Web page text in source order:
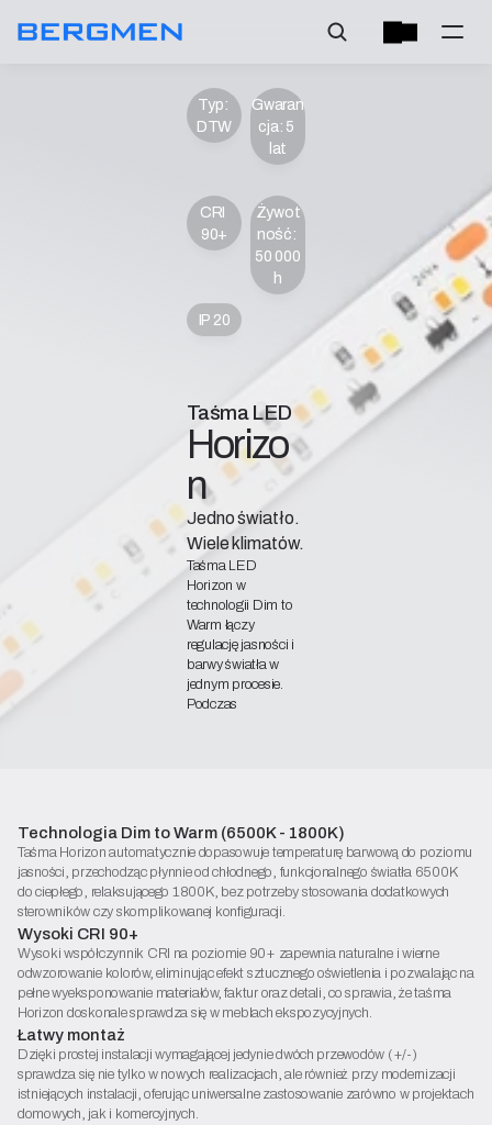
Żywot
ność:
50 000
h
Gwaran
cja: 5
lat
Typ:
DTW
IP 20
CRI
90+
Taśma LED
Horizo
n
Jedno światło.
Wiele klimatów.
Taśma LED
Horizon w
technologii Dim to
Warm łączy
regulację jasności i
barwy światła w
jednym procesie.
Podczas
tym cieplejsza
barwa
Karta katalogowa
Deklaracja zgodności
Technologia Dim to Warm (6500K - 1800K)
Taśma Horizon automatycznie dopasowuje temperaturę barwową do poziomu
jasności, przechodząc płynnie od chłodnego, funkcjonalnego światła 6500K
do ciepłego, relaksującego 1800K, bez potrzeby stosowania dodatkowych
sterowników czy skomplikowanej konfiguracji.
Wysoki CRI 90+
Wysoki współczynnik CRI na poziomie 90+ zapewnia naturalne i wierne
odwzorowanie kolorów, eliminując efekt sztucznego oświetlenia i pozwalając na
pełne wyeksponowanie materiałów, faktur oraz detali, co sprawia, że taśma
Horizon doskonale sprawdza się w meblach ekspozycyjnych.
Łatwy montaż
Dzięki prostej instalacji wymagającej jedynie dwóch przewodów (+/-)
sprawdza się nie tylko w nowych realizacjach, ale również przy modernizacji
istniejących instalacji, oferując uniwersalne zastosowanie zarówno w projektach
domowych, jak i komercyjnych.